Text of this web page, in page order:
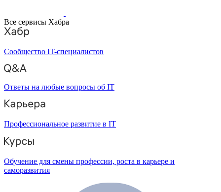
Все сервисы Хабра
Сообщество IT-специалистов
Ответы на любые вопросы об IT
Профессиональное развитие в IT
Обучение для смены профессии, роста в карьере и
саморазвития